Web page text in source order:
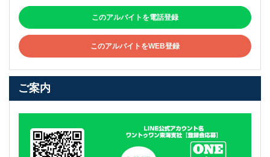
このアルバイトを電話登録
このアルバイトをWEB登録
ご案内